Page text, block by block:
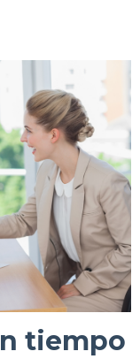
tiempo